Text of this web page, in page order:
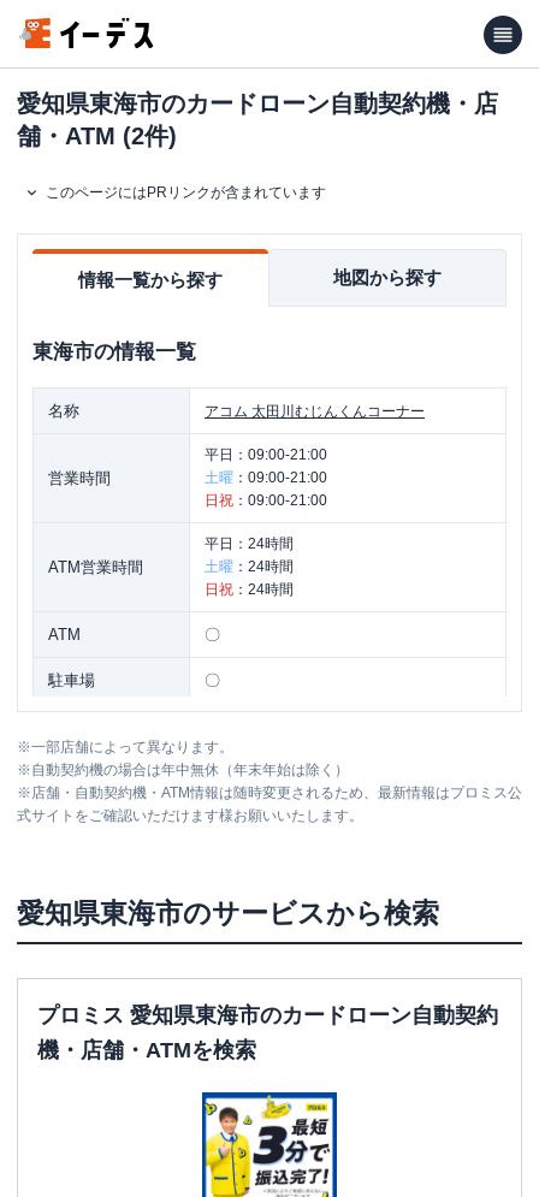
愛知県東海市のカードローン自動契約機・店
舗・ATM (2件)
このページにはPRリンクが含まれています
情報一覧から探す 地図から探す
東海市の情報一覧
名称 アコム 太田川むじんくんコーナー
営業時間
平日： 09:00-21:00
土曜 ： 09:00-21:00
日祝 ： 09:00-21:00
ATM営業時間
平日： 24時間
土曜 ： 24時間
日祝 ： 24時間
ATM 〇
駐車場 〇
住所
ル1Ｆ
名称 三菱ＵＦＪ銀行 東海支店
日祝：-
ATM営業時間
土曜：7：00～24：00
日祝
：7：00～24：00
ATM 〇
〇
愛知県東海市横須賀町四ノ割３６
※一部店舗によって異なります。
※自動契約機の場合は年中無休（年末年始は除く）
※店舗・自動契約機・ATM情報は随時変更されるため、最新情報はプロミス公
式サイトをご確認いただけます様お願いいたします。
愛知県東海市のサービスから検索
プロミス 愛知県東海市のカードローン自動契約
機・店舗・ATMを検索